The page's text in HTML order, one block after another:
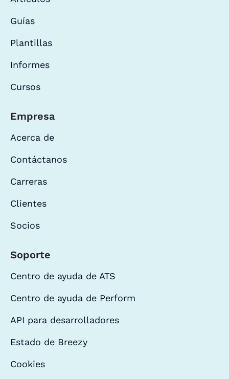
Guías
Plantillas
Informes
Cursos
Empresa
Acerca de
Contáctanos
Carreras
Clientes
Socios
Soporte
Centro de ayuda de ATS
Centro de ayuda de Perform
API para desarrolladores
Estado de Breezy
Cookies